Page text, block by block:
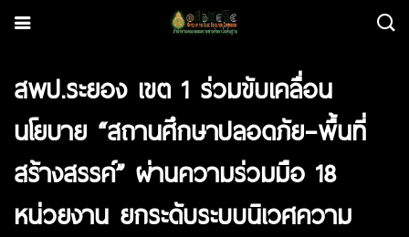
สพป.ระยอง เขต 1 ร่วมขับเคลื่อน
นโยบาย “สถานศึกษาปลอดภัย–พื้นที่
สร้างสรรค์” ผ่านความร่วมมือ 18
หน่วยงาน ยกระดับระบบนิเวศความ